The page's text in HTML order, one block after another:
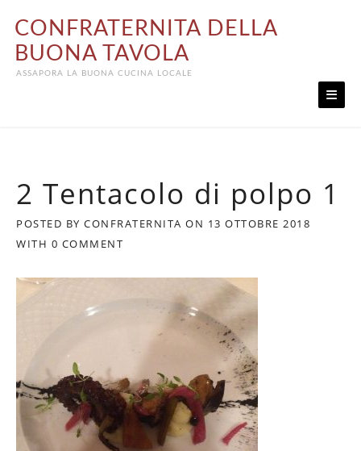
content
CONFRATERNITA DELLA
BUONA TAVOLA
ASSAPORA LA BUONA CUCINA LOCALE
2 Tentacolo di polpo 1
POSTED BY CONFRATERNITA ON 13 OTTOBRE 2018
WITH 0 COMMENT